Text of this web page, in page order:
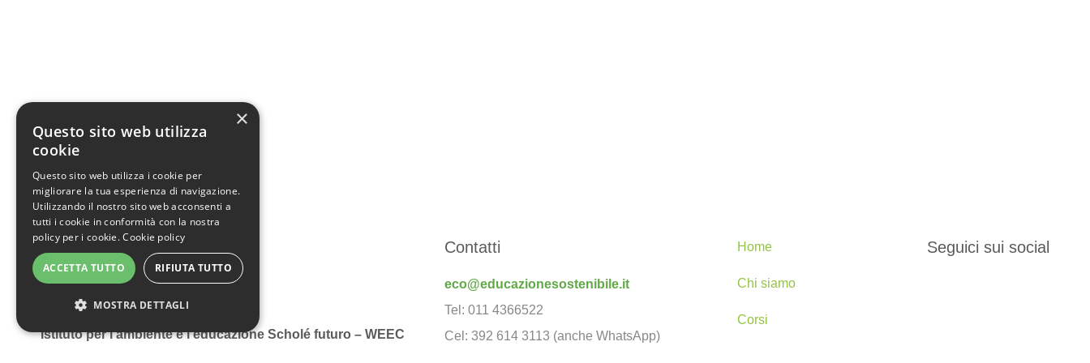
Istituto per l’ambiente e l’educazione Scholé futuro – WEEC
Contatti
eco@educazionesostenibile.it
Tel: 011 4366522
Cel: 392 614 3113 (anche WhatsApp)
Home
Chi siamo
Corsi
Seguici sui social
×
Questo sito web utilizza
cookie
Questo sito web utilizza i cookie per
migliorare la tua esperienza di navigazione.
Utilizzando il nostro sito web acconsenti a
tutti i cookie in conformità con la nostra
policy per i cookie.Cookie policy
ACCETTA TUTTO RIFIUTA TUTTO
MOSTRA DETTAGLI